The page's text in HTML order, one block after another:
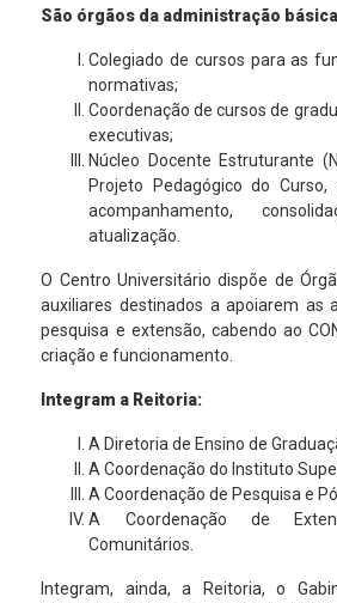
São órgãos da administração
Colegiado de cursos para as
normativas;
Coordenação de cursos de
executivas;
Núcleo Docente Estruturante
Projeto Pedagógico do Curso,
acompanhamento,
atualização.
O Centro Universitário dispõe de
auxiliares destinados a apoiarem as
pesquisa e extensão, cabendo ao
criação e funcionamento.
Integram a Reitoria:
A Diretoria de Ensino de
A Coordenação do Instituto
A Coordenação de Pesquisa e
A Coordenação de
Comunitários.
Integram, ainda, a Reitoria, o